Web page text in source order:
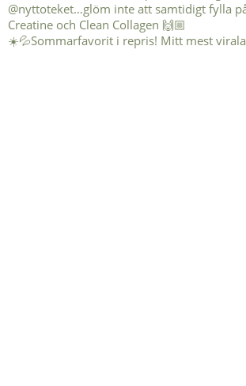
☀️💦Sommarfavorit i repris! Mitt mest virala